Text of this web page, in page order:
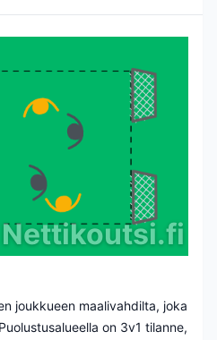
Nettikoutsi.fi
joukkueen maalivahdilta, joka
on 3v1 tilanne,